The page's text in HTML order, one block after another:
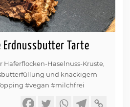
Erdnussbutter Tarte
Haselnuss-Kruste,
und knackigem
#vegan #milchfrei